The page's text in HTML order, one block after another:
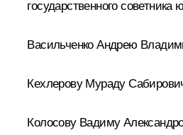
государственного советника
Васильченко Андрею
Кехлерову Мураду
Колосову Вадиму